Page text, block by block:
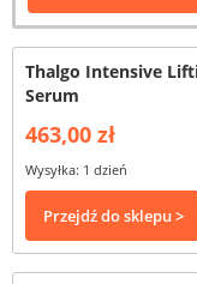
Thalgo Intensive
Serum
463,00 zł
Wysyłka: 1 dzień
Przejdź do sklepu >